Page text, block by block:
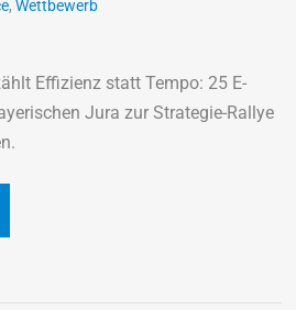
, Wettbewerb
Effizienz statt Tempo: 25 E-
Jura zur Strategie-Rallye